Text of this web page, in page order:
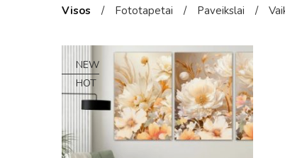
Visos / Fototapetai / Paveikslai /
NEW
HOT